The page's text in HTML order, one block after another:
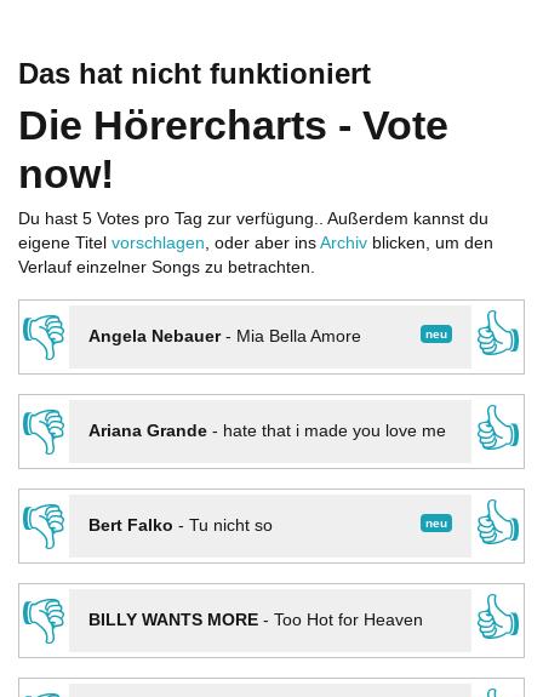
Das hat nicht funktioniert
Die Hörercharts - Vote
now!
Du hast 5 Votes pro Tag zur verfügung.. Außerdem kannst du
eigene Titel vorschlagen, oder aber ins Archiv blicken, um den
Verlauf einzelner Songs zu betrachten.
👎 neu
Angela Nebauer- Mia Bella Amore
👍
👎
Ariana Grande- hate that i made you love me
👍
👎
neu
Bert Falko - Tu nicht so
👍
👎
BILLY WANTS MORE- Too Hot for Heaven
👍